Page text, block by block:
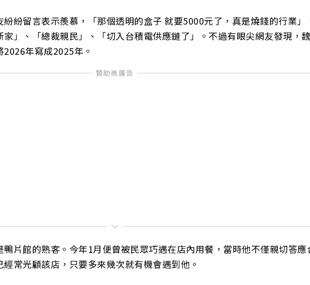
紛留言表示羨慕，「那個透明的盒子 就要5000元了，真是燒錢的行業」
家」、「總裁親民」、「切入台積電供應鏈了」。不過有眼尖網友發現，
年寫成2025年。
片館的熟客。今年1月便曾被民眾巧遇在店內用餐，當時他不僅親切答應
常光顧該店，只要多來幾次就有機會遇到他。